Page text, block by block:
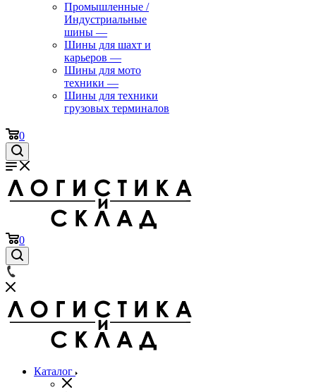
Промышленные /
Индустриальные
шины —
Шины для шахт и
карьеров —
Шины для мото
техники —
Шины для техники
грузовых терминалов
0
0
Каталог